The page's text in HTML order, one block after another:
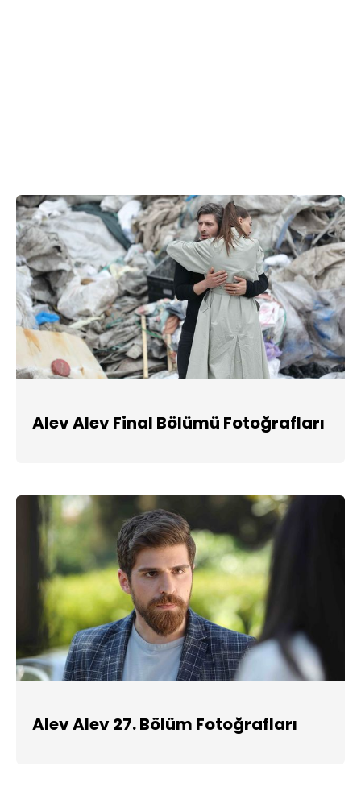
Alev Alev Final Bölümü Fotoğrafları
Alev Alev 27. Bölüm Fotoğrafları